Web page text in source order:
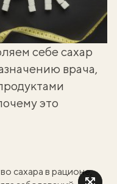
себе сахар
врача,
это
сахара в рационе,